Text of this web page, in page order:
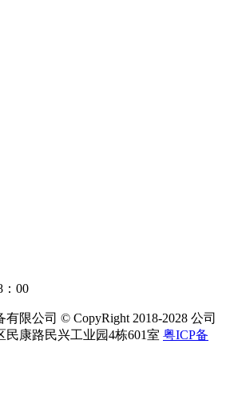
00
限公司 © CopyRight 2018-2028 公司
康路民兴工业园4栋601室 粤ICP备